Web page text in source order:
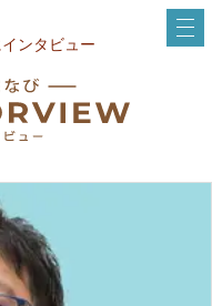
ンタビュー